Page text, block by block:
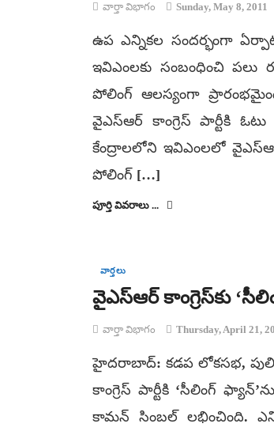
వార్తా విభాగం Sunday, May 8, 2011
ఉప ఎన్నికల సందర్భంగా
ఇవిఎంలకు సంబంధించి
పోలింగ్ ఆలస్యంగా
వైఎస్ఆర్ కాంగ్రెస్ పార్టీకి ఓటు
కేంద్రాలలోని ఇవిఎంలలో
పోలింగ్ […]
పూర్తి వివరాలు ...
వార్తలు
వైఎస్‌ఆర్ కాంగ్రెస్‌కు
వార్తా విభాగం Thursday, April 21,
హైదరాబాద్: కడప లోకసభ,
కాంగ్రెస్ పార్టీకి ‘సీలింగ్
కామన్ సింబల్ లభించింది.